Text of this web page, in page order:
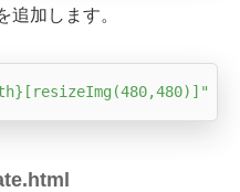
追加します。